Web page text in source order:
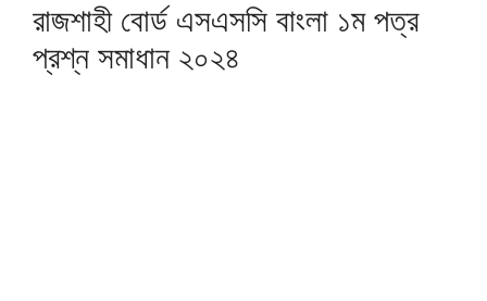
রাজশাহী বোর্ড এসএসসি বাংলা ১ম পত্র
প্রশ্ন সমাধান ২০২৪